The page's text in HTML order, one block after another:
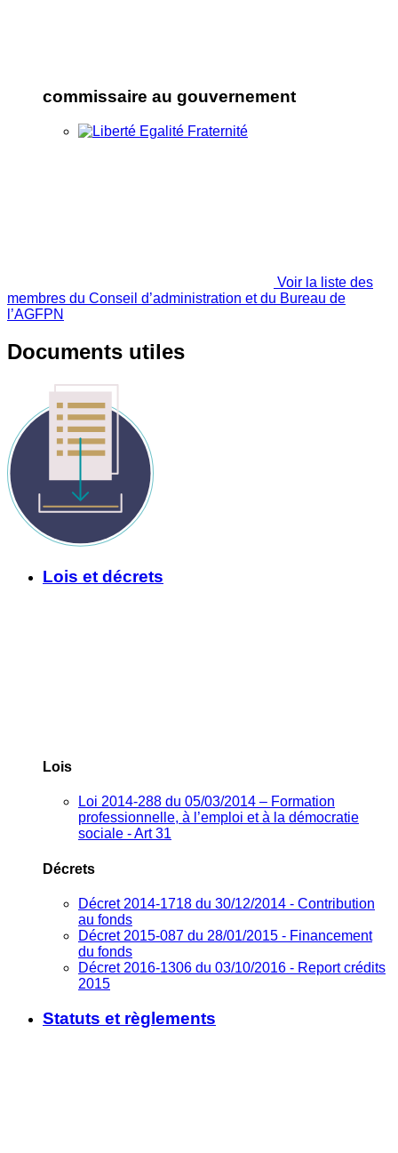
commissaire au gouvernement
Voir la liste des
membres du Conseil d’administration et du Bureau de
l’AGFPN
Documents utiles
Lois et décrets
Lois
Loi 2014-288 du 05/03/2014 – Formation
professionnelle, à l’emploi et à la démocratie
sociale - Art 31
Décrets
Décret 2014-1718 du 30/12/2014 - Contribution
au fonds
Décret 2015-087 du 28/01/2015 - Financement
du fonds
Décret 2016-1306 du 03/10/2016 - Report crédits
2015
Statuts et règlements